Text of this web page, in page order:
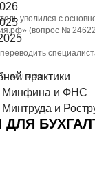
практики
Минфина и ФНС
и
уволился с
(вопрос №
подписку